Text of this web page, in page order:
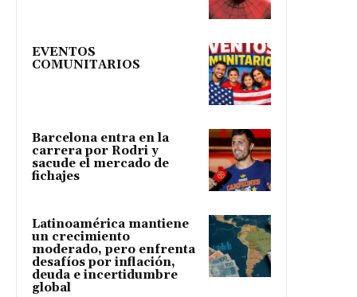
EVENTOS
COMUNITARIOS
Barcelona entra en la
carrera por Rodri y
sacude el mercado de
fichajes
Latinoamérica mantiene
un crecimiento
moderado, pero enfrenta
desafíos por inflación,
deuda e incertidumbre
global